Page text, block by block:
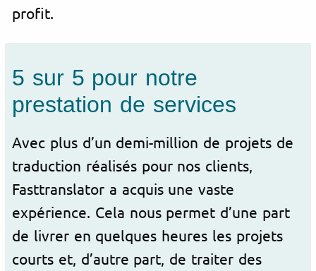
profit.
5 sur 5 pour notre
prestation de services
Avec plus d’un demi-million de projets de
traduction réalisés pour nos clients,
Fasttranslator a acquis une vaste
expérience. Cela nous permet d’une part
de livrer en quelques heures les projets
courts et, d’autre part, de traiter des